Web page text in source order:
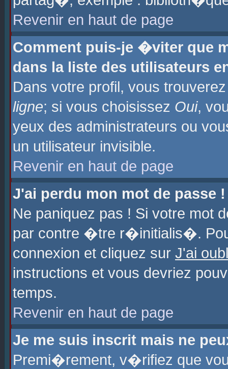
Revenir en haut de page
Comment puis-je �viter que
dans la liste des utilisateurs
Dans votre profil, vous
ligne; si vous choisissez Oui,
yeux des administrateurs ou
un utilisateur invisible.
Revenir en haut de page
J'ai perdu mon mot de passe !
Ne paniquez pas ! Si votre
par contre �tre r�initialis�.
connexion et cliquez sur J'ai
instructions et vous devriez
temps.
Revenir en haut de page
Je me suis inscrit mais ne
Premi�rement, v�rifiez que